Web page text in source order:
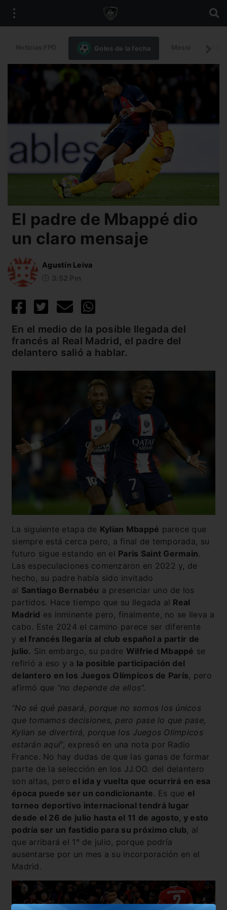
Goles de la fecha
El padre de Mbappé dio
un claro mensaje
Agustín Leiva
En el medio de la posible llegada del
francés al Real Madrid, el padre del
delantero salió a hablar.
La siguiente etapa de Kylian Mbappé parece que
siempre está cerca pero, a final de temporada, su
futuro sigue estando en el Paris Saint Germain.
Las especulaciones comenzaron en 2022 y, de
hecho, su padre había sido invitado
al Santiago Bernabéu a presenciar uno de los
partidos. Hace tiempo que su llegada al Real
Madrid es inminente pero, finalmente, no se lleva a
cabo. Este 2024 el camino parece ser diferente
y el francés llegaría al club español a partir de
julio. Sin embargo, su padre Wilfried Mbappé se
refirió a eso y a la posible participación del
delantero en los Juegos Olímpicos de París, pero
afirmó que “no depende de ellos”.
“No sé qué pasará, porque no somos los únicos
que tomamos decisiones, pero pase lo que pase,
Kylian se divertirá, porque los Juegos Olímpicos
estarán aquí“, expresó en una nota por Radio
France. No hay dudas de que las ganas de formar
parte de la selección en los JJ.OO. del delantero
son altas, pero el ida y vuelta que ocurrirá en esa
época puede ser un condicionante . Es que el
torneo deportivo internacional tendrá lugar
desde el 26 de julio hasta el 11 de agosto, y esto
podría ser un fastidio para su próximo club, al
que arribará el 1° de julio, porque podría
ausentarse por un mes a su incorporación en el
Madrid.